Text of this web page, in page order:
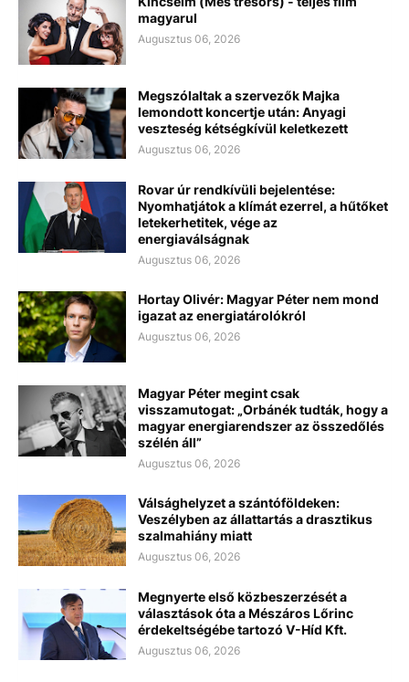
magyarul
Augusztus 06, 2026
Megszólaltak a szervezők Majka
lemondott koncertje után: Anyagi
veszteség kétségkívül keletkezett
Augusztus 06, 2026
Rovar úr rendkívüli bejelentése:
Nyomhatjátok a klímát ezerrel, a hűtőket
letekerhetitek, vége az
energiaválságnak
Augusztus 06, 2026
Hortay Olivér: Magyar Péter nem mond
igazat az energiatárolókról
Augusztus 06, 2026
Magyar Péter megint csak
visszamutogat: „Orbánék tudták, hogy a
magyar energiarendszer az összedőlés
szélén áll”
Augusztus 06, 2026
Válsághelyzet a szántóföldeken:
Veszélyben az állattartás a drasztikus
szalmahiány miatt
Augusztus 06, 2026
Megnyerte első közbeszerzését a
választások óta a Mészáros Lőrinc
érdekeltségébe tartozó V-Híd Kft.
Augusztus 06, 2026